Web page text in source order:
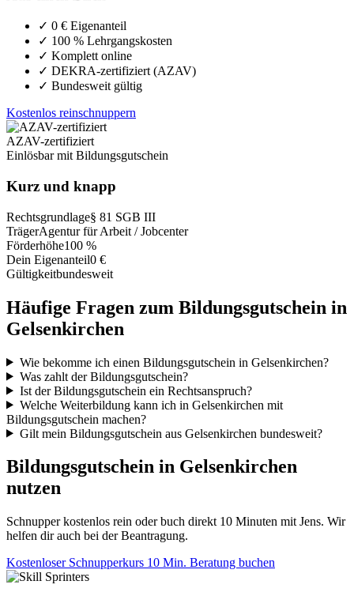
✓ 0 € Eigenanteil
✓ 100 % Lehrgangskosten
✓ Komplett online
✓ DEKRA-zertifiziert (AZAV)
✓ Bundesweit gültig
Kostenlos reinschnuppern
AZAV-zertifiziert
Einlösbar mit Bildungsgutschein
Kurz und knapp
Rechtsgrundlage§ 81 SGB III
TrägerAgentur für Arbeit / Jobcenter
Förderhöhe100 %
Dein Eigenanteil0 €
Gültigkeitbundesweit
Häufige Fragen zum Bildungsgutschein in
Gelsenkirchen
Wie bekomme ich einen Bildungsgutschein in Gelsenkirchen?
Was zahlt der Bildungsgutschein?
Ist der Bildungsgutschein ein Rechtsanspruch?
Welche Weiterbildung kann ich in Gelsenkirchen mit
Bildungsgutschein machen?
Gilt mein Bildungsgutschein aus Gelsenkirchen bundesweit?
Bildungsgutschein in Gelsenkirchen
nutzen
Schnupper kostenlos rein oder buch direkt 10 Minuten mit Jens. Wir
helfen dir auch bei der Beantragung.
Kostenloser Schnupperkurs 10 Min. Beratung buchen